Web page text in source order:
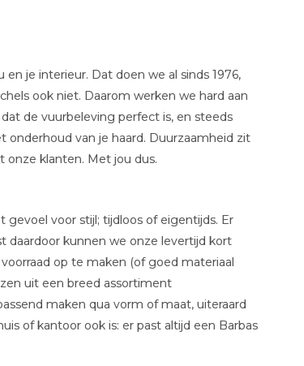
je interieur. Dat doen we al sinds 1976,
ook niet. Daarom werken we hard aan
de vuurbeleving perfect is, en steeds
van je haard. Duurzaamheid zit
onze klanten. Met jou dus.
voor stijl; tijdloos of eigentijds. Er
daardoor kunnen we onze levertijd kort
op te maken (of goed materiaal
uit een breed assortiment
maken qua vorm of maat, uiteraard
of kantoor ook is: er past altijd een Barbas